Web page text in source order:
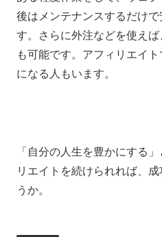
後はメンテナンスするだけ
す。さらに外注などを使え
も可能です。アフィリエイ
になる人もいます。
「自分の人生を豊かにする
リエイトを続けられれば、
うか。